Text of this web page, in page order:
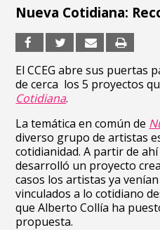
Nueva Cotidiana:
El CCEG abre sus puertas
de cerca los 5 proyectos
Cotidiana.
La temática en común de
diverso grupo de artistas
cotidianidad. A partir de
desarrolló un proyecto
casos los artistas ya
vinculados a lo cotidiano
que Alberto Collía ha
propuesta.